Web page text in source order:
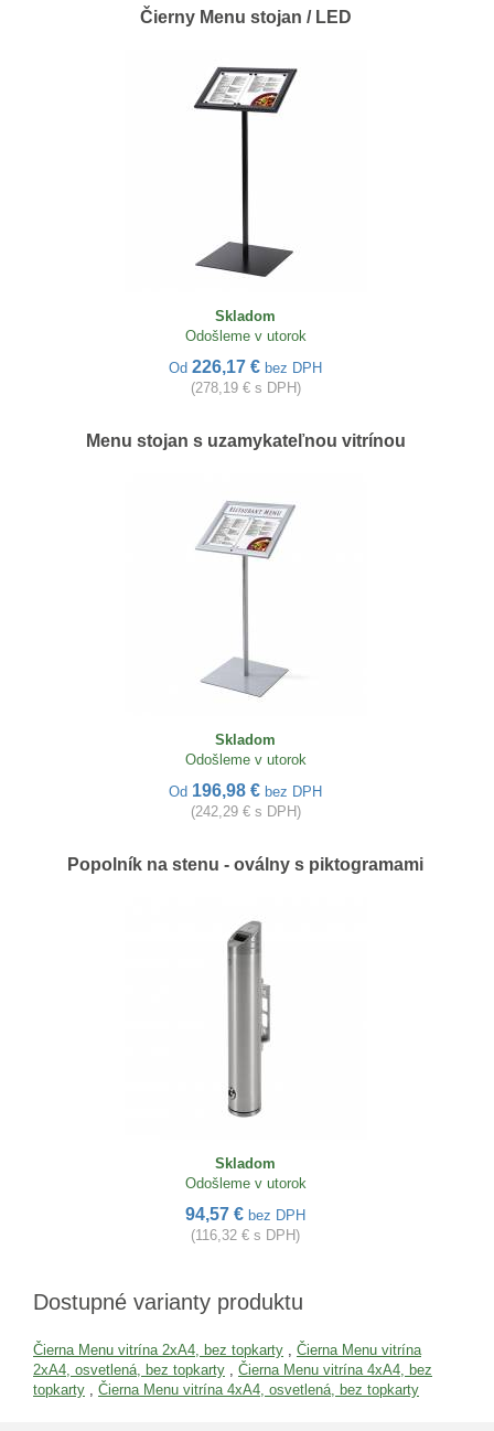
Čierny Menu stojan / LED
Skladom
Odošleme v utorok
Od 226,17 € bez DPH
(278,19 € s DPH)
Menu stojan s uzamykateľnou vitrínou
Skladom
Odošleme v utorok
Od 196,98 € bez DPH
(242,29 € s DPH)
Popolník na stenu - oválny s piktogramami
Skladom
Odošleme v utorok
94,57 € bez DPH
(116,32 € s DPH)
Dostupné varianty produktu
Čierna Menu vitrína 2xA4, bez topkarty
Čierna Menu vitrína
2xA4, osvetlená, bez topkarty
Čierna Menu vitrína 4xA4, bez
topkarty
Čierna Menu vitrína 4xA4, osvetlená, bez topkarty